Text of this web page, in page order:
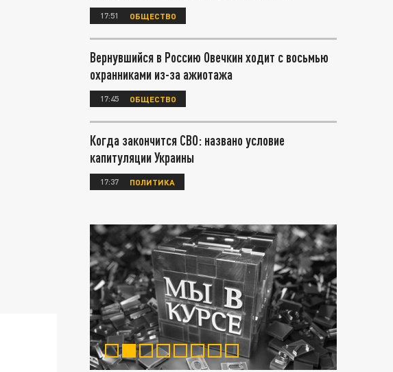
17:51 ОБЩЕСТВО
Вернувшийся в Россию Овечкин ходит с восьмью
охранниками из-за ажиотажа
17:45 ОБЩЕСТВО
Когда закончится СВО: названо условие
капитуляции Украины
17:37 ПОЛИТИКА